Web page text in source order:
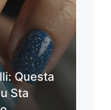
Questa
Sta